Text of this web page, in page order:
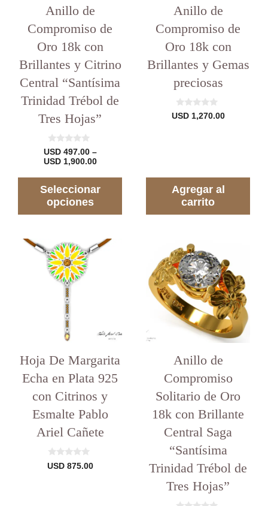
Anillo de
Compromiso de
Oro 18k con
Brillantes y Citrino
Central “Santísima
Trinidad Trébol de
Tres Hojas”
0
d
e
USD497.00 –
USD1,900.00Rango
precios:
desde
Seleccionar
opciones
página
producto
Anillo de
Compromiso de
Oro 18k con
Brillantes y Gemas
preciosas
0
d
USD1,270.00
Agregar al
carrito
Hoja De Margarita
Echa en Plata 925
con Citrinos y
Esmalte Pablo
Ariel Cañete
0
d
USD875.00
Anillo de
Compromiso
Solitario de Oro
18k con Brillante
Central Saga
“Santísima
Trinidad Trébol de
Tres Hojas”